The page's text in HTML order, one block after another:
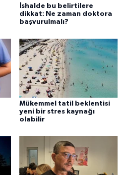
İshalde bu belirtilere
dikkat: Ne zaman doktora
başvurulmalı?
Mükemmel tatil beklentisi
yeni bir stres kaynağı
olabilir